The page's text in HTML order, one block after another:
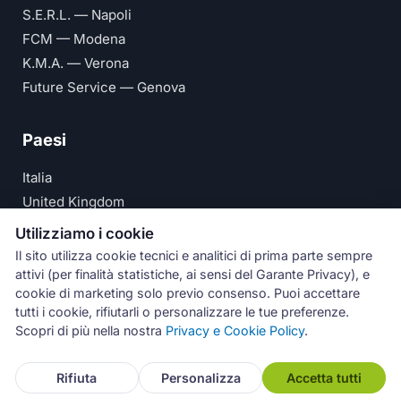
S.E.R.L. — Napoli
FCM — Modena
K.M.A. — Verona
Future Service — Genova
Paesi
Italia
United Kingdom
Deutschland
España
© Numeri Primi Srl — P.IVA IT11621120960 ·Privacy e
Cookie Policy
Utilizziamo i cookie
Il sito utilizza cookie tecnici e analitici di prima parte sempre
attivi (per finalità statistiche, ai sensi del Garante Privacy), e
cookie di marketing solo previo consenso. Puoi accettare
tutti i cookie, rifiutarli o personalizzare le tue preferenze.
Scopri di più nella nostra Privacy e Cookie Policy.
Rifiuta Personalizza Accetta tutti